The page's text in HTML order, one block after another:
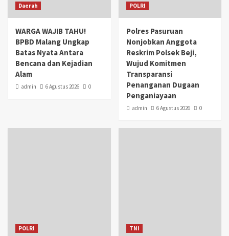
Daerah
WARGA WAJIB TAHU!
BPBD Malang Ungkap
Batas Nyata Antara
Bencana dan Kejadian
Alam
admin 6 Agustus 2026 0
POLRI
Polres Pasuruan
Nonjobkan Anggota
Reskrim Polsek Beji,
Wujud Komitmen
Transparansi
Penanganan Dugaan
Penganiayaan
admin 6 Agustus 2026 0
POLRI TNI